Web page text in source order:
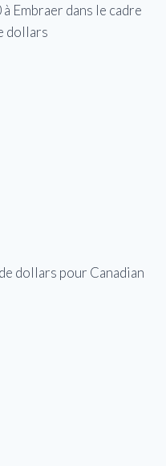
Embraer dans le cadre
dollars
dollars pour Canadian